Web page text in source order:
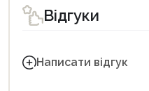
Відгуки
Написати відгук